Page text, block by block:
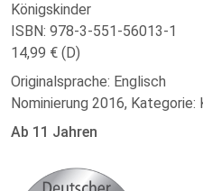
Königskinder
ISBN: 978-3-551-56013-1
14,99 € (D)
Originalsprache: Englisch
Nominierung 2016, Kategorie:
Ab 11 Jahren